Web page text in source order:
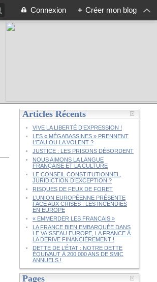
Connexion + Créer mon blog
Articles Récents
VIVE LA LIBERTÉ D’EXPRESSION !
LES « MÉGABASSINES » PRENNENT
L’EAU OU LA VOLENT ?
JUSTICE : LES PRISONS DÉBORDENT
NOUS AIMONS LA LANGUE
FRANÇAISE ET LA CULTURE
LE CONSEIL CONSTITUTIONNEL,
JURIDICTION D’EXCEPTION ?
RISQUES DE FEUX DE FORET
L’UNION EUROPÉENNE PRÉSENTE
FACE AUX CRISES : LES INCENDIES
EN EUROPE
« EMMERDER LES FRANÇAIS »
LA FRANCE BIEN EMBARQUÉE DANS
LE VAISSEAU EUROPE, LA FRANCE À
LA DÉRIVE FINANCIÈREMENT !
DETTE DE L’ÉTAT : NOTRE DETTE
ÉQUIVAUT À 200 000 ANS DE SMIC
ANNUELS !
Pages